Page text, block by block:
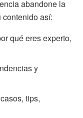
abandone la
así:
qué eres experto,
y
casos, tips,